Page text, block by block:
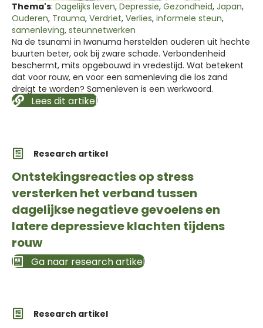
Thema's: Dagelijks leven, Depressie, Gezondheid, Japan,
Ouderen, Trauma, Verdriet, Verlies, informele steun,
samenleving, steunnetwerken
Na de tsunami in Iwanuma herstelden ouderen uit hechte
buurten beter, ook bij zware schade. Verbondenheid
beschermt, mits opgebouwd in vredestijd. Wat betekent
dat voor rouw, en voor een samenleving die los zand
dreigt te worden? Samenleven is een werkwoord.
Lees dit artikel
Research artikel
Ontstekingsreacties op stress
versterken het verband tussen
dagelijkse negatieve gevoelens en
latere depressieve klachten tijdens
rouw
Ga naar research artikel
Research artikel